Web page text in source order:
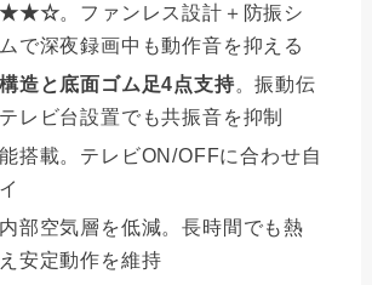
。ファンレス設計＋防振シ
で深夜録画中も動作音を抑える
造と底面ゴム足4点支持。振動伝
レビ台設置でも共振音を抑制
搭載。テレビON/OFFに合わせ自
部空気層を低減。長時間でも熱
安定動作を維持